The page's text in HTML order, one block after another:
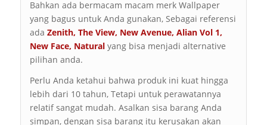
Bahkan ada bermacam macam merk Wallpaper
yang bagus untuk Anda gunakan, Sebagai referensi
ada Zenith, The View, New Avenue, Alian Vol 1,
New Face, Natural yang bisa menjadi alternative
pilihan anda.
Perlu Anda ketahui bahwa produk ini kuat hingga
lebih dari 10 tahun, Tetapi untuk perawatannya
relatif sangat mudah. Asalkan sisa barang Anda
simpan, dengan sisa barang itu kerusakan akan